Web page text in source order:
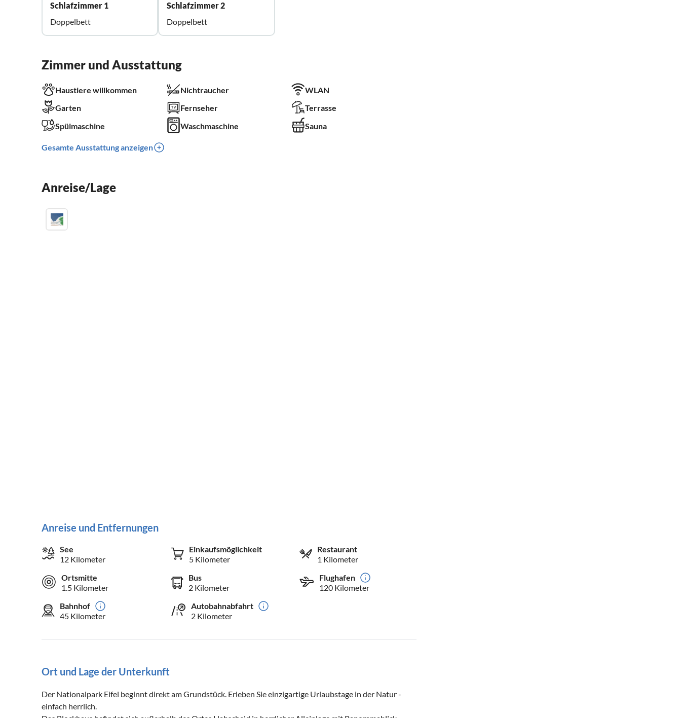
Schlafzimmer 1
Doppelbett
Schlafzimmer 2
Doppelbett
Zimmer und Ausstattung
Haustiere willkommen Nichtraucher
WLAN
Garten
Fernseher
Terrasse
Spülmaschine
Waschmaschine Sauna
Gesamte Ausstattung anzeigen
Anreise/Lage
Anreise und Entfernungen
See
12 Kilometer
Einkaufsmöglichkeit
5 Kilometer
Restaurant
1 Kilometer
Ortsmitte
1.5 Kilometer
Bus
2 Kilometer
Flughafen
120 Kilometer
Bahnhof
45 Kilometer
Autobahnabfahrt
2 Kilometer
Ort und Lage der Unterkunft
Der Nationalpark Eifel beginnt direkt am Grundstück. Erleben Sie einzigartige Urlaubstage in der Natur -
einfach herrlich.